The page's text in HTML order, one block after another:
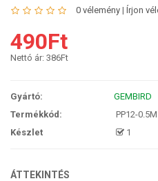
0 vélemény | Írjon
490Ft
Nettó ár: 386Ft
Gyártó:
GEMBIRD
Termékkód:
PP12-0.5M
Készlet
1
ÁTTEKINTÉS